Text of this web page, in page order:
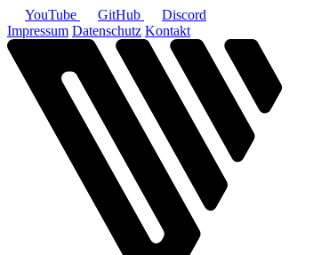
YouTube GitHub
Discord
Impressum Datenschutz Kontakt